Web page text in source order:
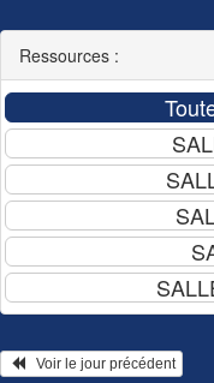
Ressources :
   Voir le jour précédent